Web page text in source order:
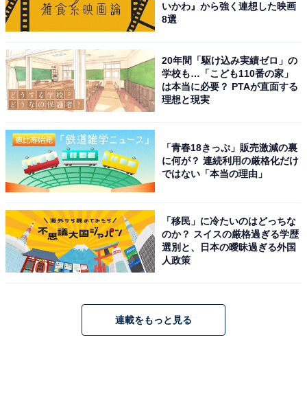
いかわ』から強く連想した映画
8選
20年間「駆け込み実績ゼロ」の
学校も…「こども110番の家」
は本当に必要？ PTAが直面する
理想と現実
「青春18きっぷ」販売激減の裏
に何が？ 連続利用の厳格化だけ
ではない「本当の理由」
「移民」に冷たいのはどっちな
のか？ スイスの厳格過ぎる学歴
選別と、日本の曖昧過ぎる外国
人政策
連載をもっと見る